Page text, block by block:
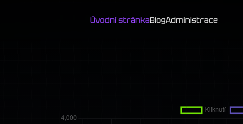
Úvodní stránkaBlogAdministrace